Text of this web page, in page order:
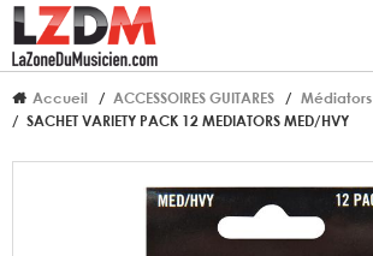
Accueil ACCESSOIRES GUITARES
Médiators
SACHET VARIETY PACK 12 MEDIATORS MED/HVY